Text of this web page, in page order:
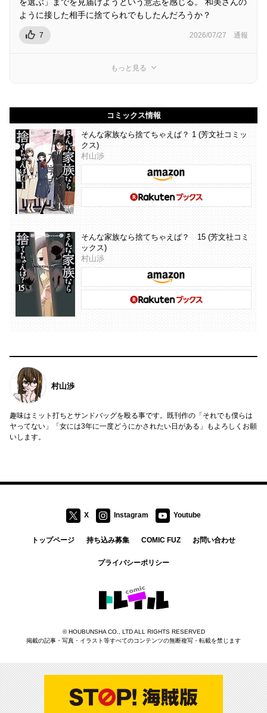
ように接した相手に捨てられでもしたんだろうか？
7 2026/07/27 通報
もっと見る
コミックス情報
そんな家族なら捨てちゃえば？ 1 (芳文社コミッ
クス)
村山渉
そんな家族なら捨てちゃえば？ 15 (芳文社コミ
ックス)
村山渉
村山渉
趣味はミット打ちとサンドバッグを殴る事です。既刊作の「それでも僕らは
ヤってない」「女には3年に一度どうにかされたい日がある」もよろしくお願
いします。
X Instagram Youtube
トップページ 持ち込み募集 COMIC FUZ お問い合わせ
プライバシーポリシー
コミックトレイル
©HOUBUNSHA CO., LTDALL RIGHTS RESERVED
掲載の記事・写真・イラスト等すべてのコンテンツの無断複写・転載を禁じます